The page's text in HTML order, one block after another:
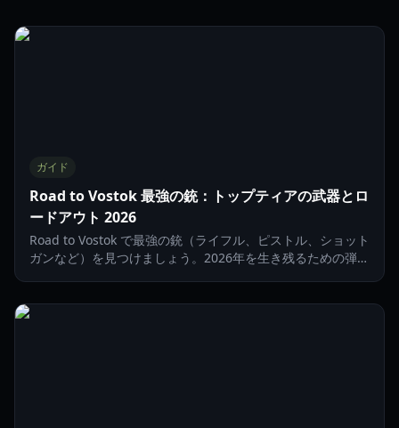
ガイド
Road to Vostok 最強の銃：トップティアの武器とロ
ードアウト 2026
Road to Vostok で最強の銃（ライフル、ピストル、ショット
ガンなど）を見つけましょう。2026年を生き残るための弾